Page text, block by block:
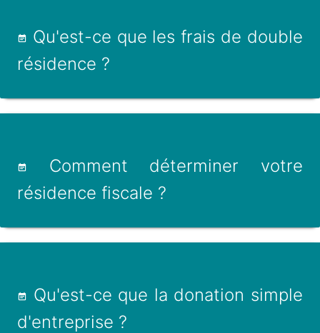
Qu'est-ce que les frais de double
résidence ?
Comment déterminer votre
résidence fiscale ?
Qu'est-ce que la donation simple
d'entreprise ?